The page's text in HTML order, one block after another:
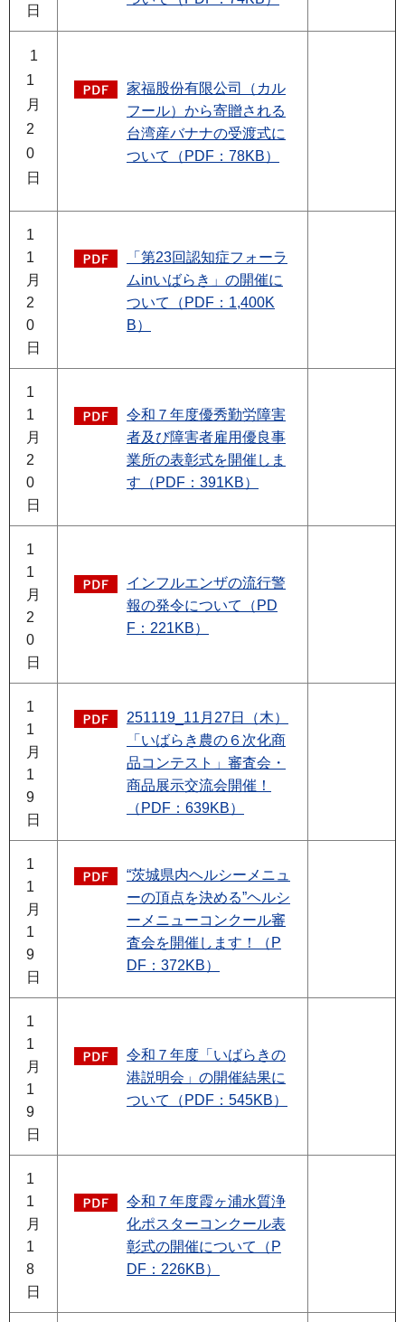
日
1
1
月
2
0
日
家福股份有限公司（カル
フール）から寄贈される
台湾産バナナの受渡式に
ついて（PDF：78KB）
1
1
月
2
0
日
「第23回認知症フォーラ
ムinいばらき」の開催に
ついて（PDF：1,400K
B）
1
1
月
2
0
日
令和７年度優秀勤労障害
者及び障害者雇用優良事
業所の表彰式を開催しま
す（PDF：391KB）
1
1
月
2
0
日
インフルエンザの流行警
報の発令について（PD
F：221KB）
1
1
月
1
9
日
251119_11月27日（木）
「いばらき農の６次化商
品コンテスト」審査会・
商品展示交流会開催！
（PDF：639KB）
1
1
月
1
9
日
“茨城県内ヘルシーメニュ
ーの頂点を決める”ヘルシ
ーメニューコンクール審
査会を開催します！（P
DF：372KB）
1
1
月
1
9
日
令和７年度「いばらきの
港説明会」の開催結果に
ついて（PDF：545KB）
1
1
月
1
8
日
令和７年度霞ヶ浦水質浄
化ポスターコンクール表
彰式の開催について（P
DF：226KB）